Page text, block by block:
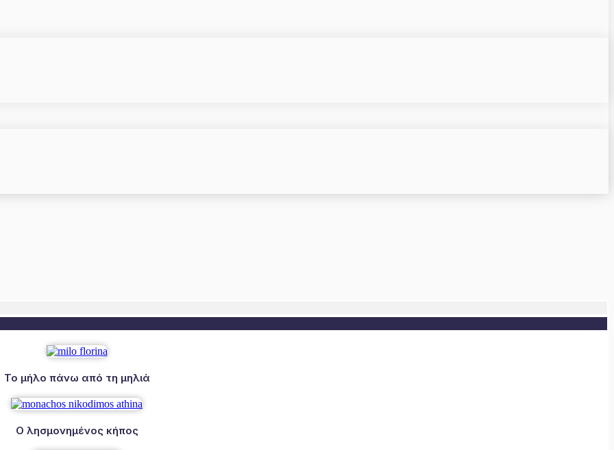
Το μήλο πάνω από τη μηλιά
Ο λησμονημένος κήπος